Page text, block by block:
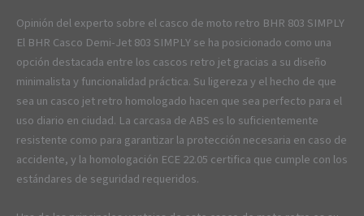
Opinión del experto sobre el casco de moto retro BHR 803 SIMPLY
El BHR Casco Demi-Jet 803 SIMPLY se ha posicionado como una
opción destacada entre los cascos retro jet gracias a su diseño
minimalista y funcionalidad práctica. Su ligereza y el hecho de que
sea un casco jet retro homologado hacen que sea perfecto para el
uso diario en ciudad. La carcasa de ABS es lo suficientemente
resistente como para garantizar la protección necesaria en caso de
accidente, y la homologación ECE 22.05 certifica que cumple con los
estándares de seguridad requeridos.